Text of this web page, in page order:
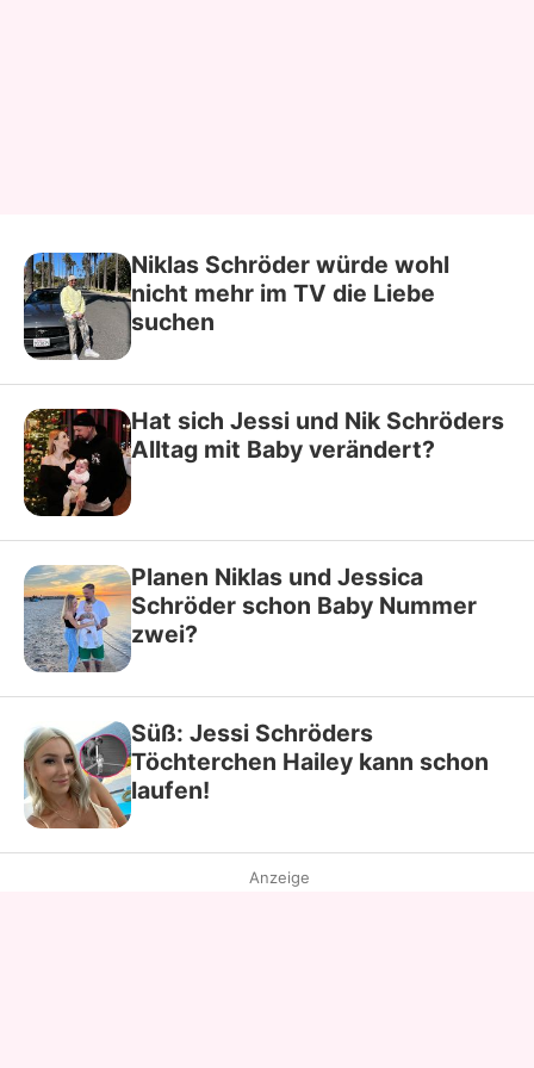
Niklas Schröder würde wohl
nicht mehr im TV die Liebe
suchen
Hat sich Jessi und Nik Schröders
Alltag mit Baby verändert?
Planen Niklas und Jessica
Schröder schon Baby Nummer
zwei?
Süß: Jessi Schröders
Töchterchen Hailey kann schon
laufen!
Anzeige